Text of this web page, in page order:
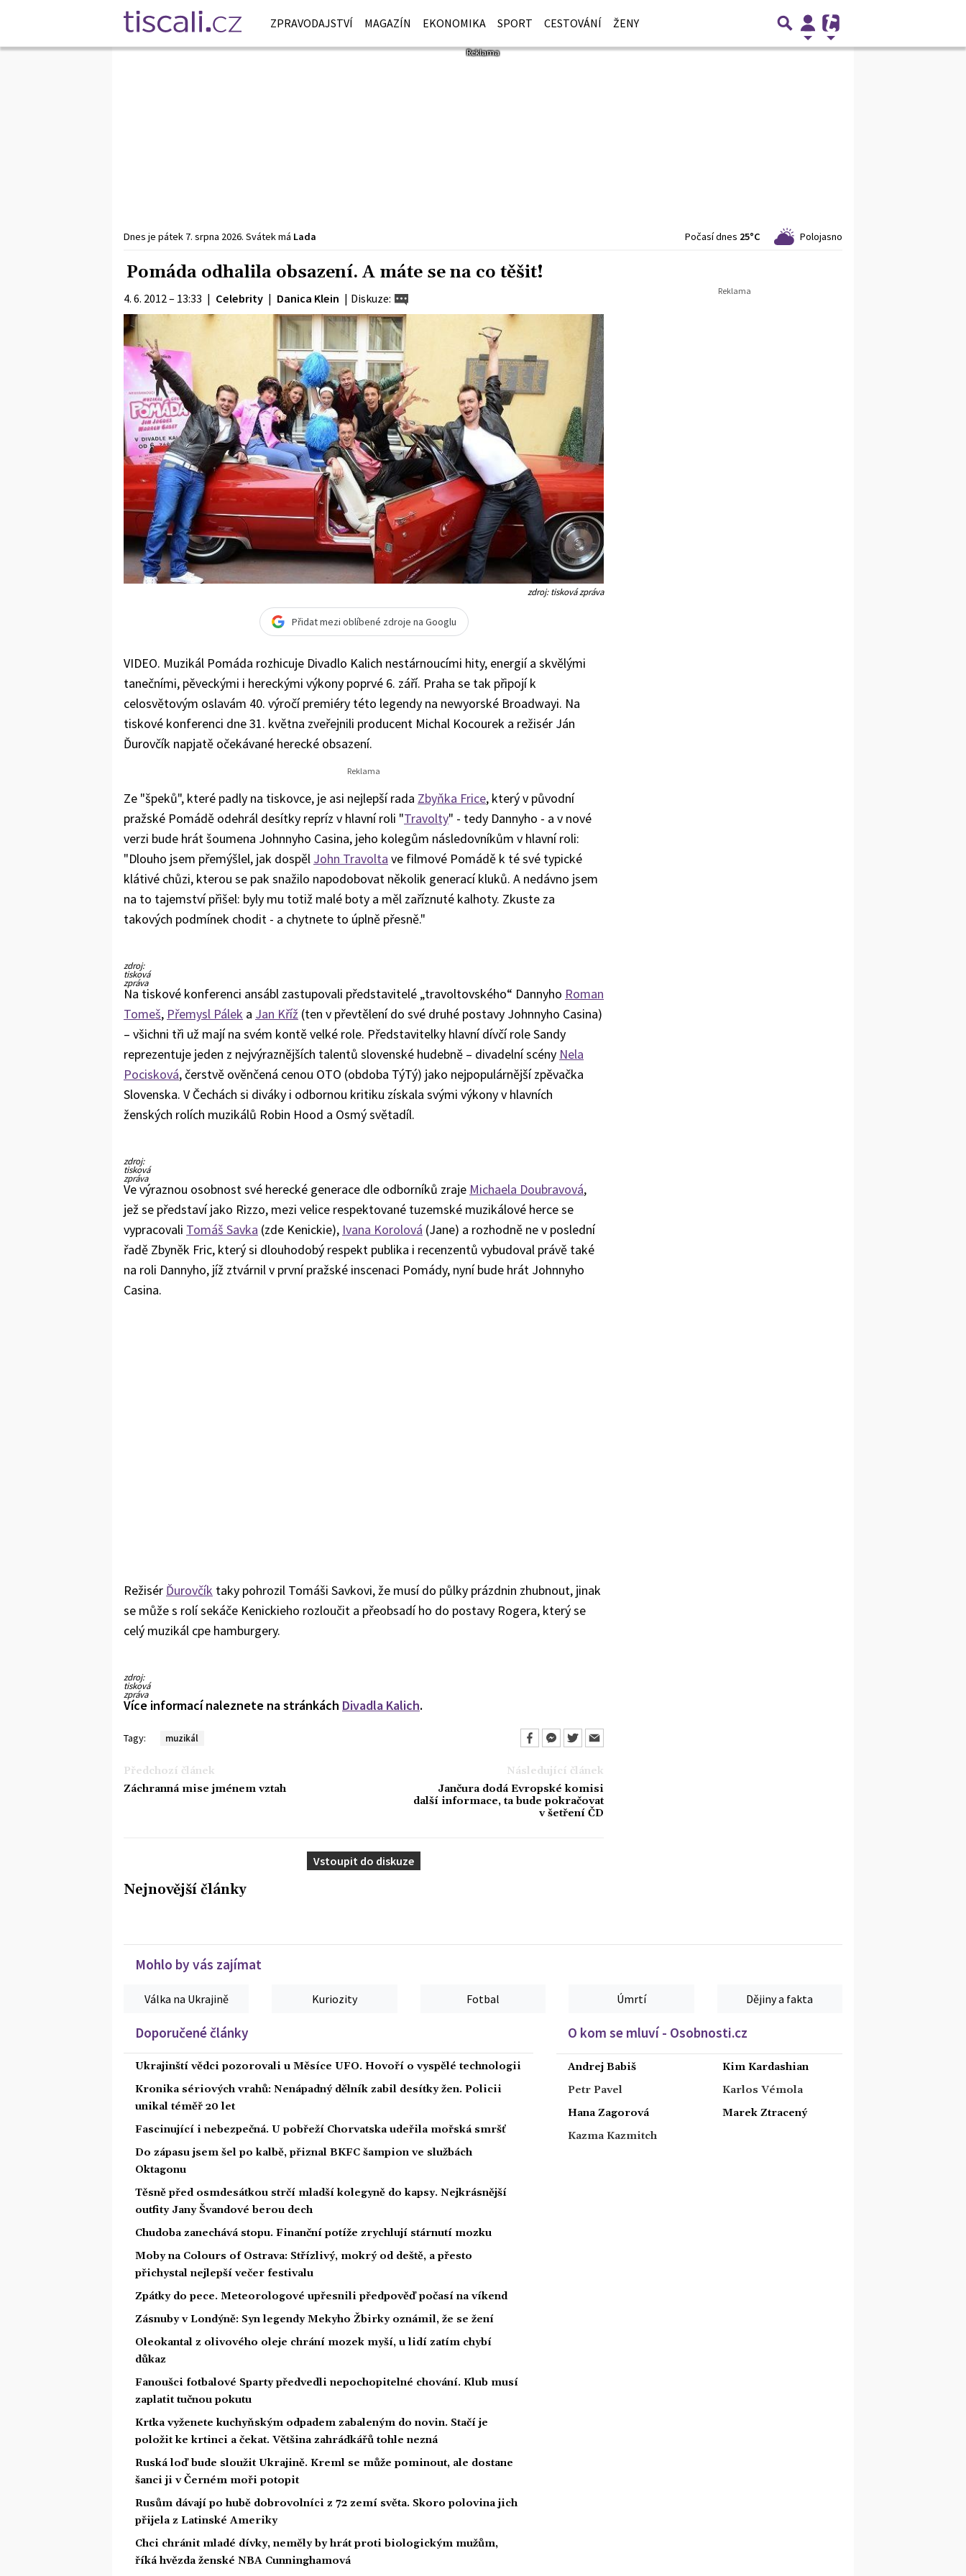
ZPRAVODAJSTVÍ MAGAZÍN EKONOMIKA SPORT CESTOVÁNÍ ŽENY
Dnes je pátek 7. srpna 2026. Svátek má Lada Počasí dnes 25°C Polojasno
Pomáda odhalila obsazení. A máte se na co těšit!
4. 6. 2012 – 13:33 | Celebrity | Danica Klein | Diskuze:
zdroj: tisková zpráva
Přidat mezi oblíbené zdroje na Googlu
VIDEO. Muzikál Pomáda rozhicuje Divadlo Kalich nestárnoucími hity, energií a skvělými
tanečními, pěveckými i hereckými výkony poprvé 6. září. Praha se tak připojí k
celosvětovým oslavám 40. výročí premiéry této legendy na newyorské Broadwayi. Na
tiskové konferenci dne 31. května zveřejnili producent Michal Kocourek a režisér Ján
Ďurovčík napjatě očekávané herecké obsazení.
Ze "špeků", které padly na tiskovce, je asi nejlepší rada Zbyňka Frice, který v původní
pražské Pomádě odehrál desítky repríz v hlavní roli "Travolty" - tedy Dannyho - a v nové
verzi bude hrát šoumena Johnnyho Casina, jeho kolegům následovníkům v hlavní roli:
"Dlouho jsem přemýšlel, jak dospěl John Travolta ve filmové Pomádě k té své typické
klátivé chůzi, kterou se pak snažilo napodobovat několik generací kluků. A nedávno jsem
na to tajemství přišel: byly mu totiž malé boty a měl zaříznuté kalhoty. Zkuste za
takových podmínek chodit - a chytnete to úplně přesně."
zdroj:
tisková
zpráva
Na tiskové konferenci ansábl zastupovali představitelé „travoltovského“ Dannyho Roman
Tomeš, Přemysl Pálek a Jan Kříž (ten v převtělení do své druhé postavy Johnnyho Casina)
– všichni tři už mají na svém kontě velké role. Představitelky hlavní dívčí role Sandy
reprezentuje jeden z nejvýraznějších talentů slovenské hudebně – divadelní scény Nela
Pocisková, čerstvě ověnčená cenou OTO (obdoba TýTý) jako nejpopulárnější zpěvačka
Slovenska. V Čechách si diváky i odbornou kritiku získala svými výkony v hlavních
ženských rolích muzikálů Robin Hood a Osmý světadíl.
zdroj:
tisková
zpráva
Ve výraznou osobnost své herecké generace dle odborníků zraje Michaela Doubravová,
jež se představí jako Rizzo, mezi velice respektované tuzemské muzikálové herce se
vypracovali Tomáš Savka (zde Kenickie), Ivana Korolová (Jane) a rozhodně ne v poslední
řadě Zbyněk Fric, který si dlouhodobý respekt publika i recenzentů vybudoval právě také
na roli Dannyho, jíž ztvárnil v první pražské inscenaci Pomády, nyní bude hrát Johnnyho
Casina.
Režisér Ďurovčík taky pohrozil Tomáši Savkovi, že musí do půlky prázdnin zhubnout, jinak
se může s rolí sekáče Kenickieho rozloučit a přeobsadí ho do postavy Rogera, který se
celý muzikál cpe hamburgery.
zdroj:
tisková
zpráva
Více informací naleznete na stránkách Divadla Kalich.
Tagy: muzikál
Předchozí článek
Záchranná mise jménem vztah
Následující článek
Jančura dodá Evropské komisi
další informace, ta bude pokračovat
v šetření ČD
Vstoupit do diskuze
Nejnovější články
Mohlo by vás zajímat
Válka na Ukrajině Kuriozity Fotbal Úmrtí Dějiny a fakta
Doporučené články
Ukrajinští vědci pozorovali u Měsíce UFO. Hovoří o vyspělé technologii
Kronika sériových vrahů: Nenápadný dělník zabil desítky žen. Policii
unikal téměř 20 let
Fascinující i nebezpečná. U pobřeží Chorvatska udeřila mořská smršť
Do zápasu jsem šel po kalbě, přiznal BKFC šampion ve službách
Oktagonu
Těsně před osmdesátkou strčí mladší kolegyně do kapsy. Nejkrásnější
outfity Jany Švandové berou dech
Chudoba zanechává stopu. Finanční potíže zrychlují stárnutí mozku
Moby na Colours of Ostrava: Střízlivý, mokrý od deště, a přesto
přichystal nejlepší večer festivalu
Zpátky do pece. Meteorologové upřesnili předpověď počasí na víkend
Zásnuby v Londýně: Syn legendy Mekyho Žbirky oznámil, že se žení
Oleokantal z olivového oleje chrání mozek myší, u lidí zatím chybí
důkaz
Fanoušci fotbalové Sparty předvedli nepochopitelné chování. Klub musí
zaplatit tučnou pokutu
Krtka vyženete kuchyňským odpadem zabaleným do novin. Stačí je
položit ke krtinci a čekat. Většina zahrádkářů tohle nezná
Ruská loď bude sloužit Ukrajině. Kreml se může pominout, ale dostane
šanci ji v Černém moři potopit
Rusům dávají po hubě dobrovolníci z 72 zemí světa. Skoro polovina jich
přijela z Latinské Ameriky
Chci chránit mladé dívky, neměly by hrát proti biologickým mužům,
říká hvězda ženské NBA Cunninghamová
O kom se mluví - Osobnosti.cz
Andrej Babiš
Petr Pavel
Hana Zagorová
Kazma Kazmitch
Kim Kardashian
Karlos Vémola
Marek Ztracený